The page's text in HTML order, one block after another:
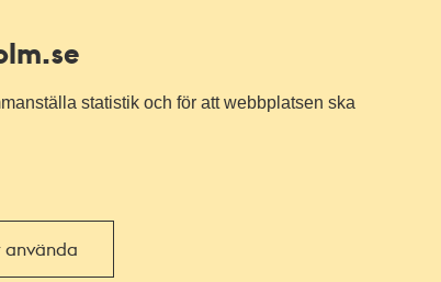
statistik och för att webbplatsen ska
använda